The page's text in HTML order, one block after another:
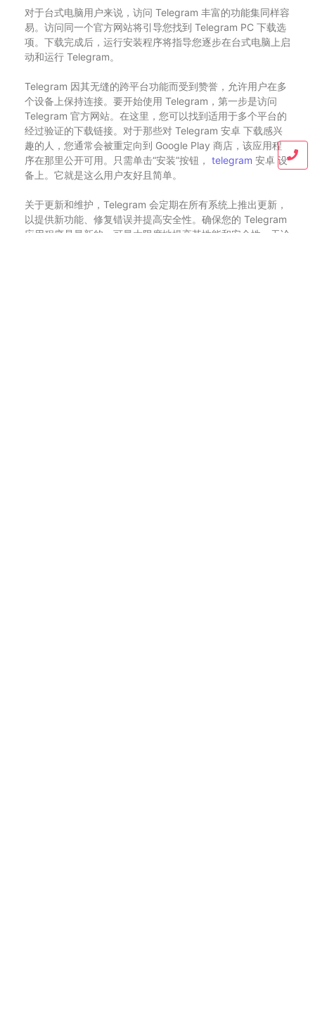
对于台式电脑用户来说，访问 Telegram 丰富的功能集同样容
易。访问同一个官方网站将引导您找到 Telegram PC 下载选
项。下载完成后，运行安装程序将指导您逐步在台式电脑上启
动和运行 Telegram。
Telegram 因其无缝的跨平台功能而受到赞誉，允许用户在多
个设备上保持连接。要开始使用 Telegram，第一步是访问
Telegram 官方网站。在这里，您可以找到适用于多个平台的
经过验证的下载链接。对于那些对 Telegram 安卓 下载感兴
趣的人，您通常会被重定向到 Google Play 商店，该应用程
序在那里公开可用。只需单击“安装”按钮， telegram 安卓 设
备上。它就是这么用户友好且简单。
关于更新和维护，Telegram 会定期在所有系统上推出更新，
以提供新功能、修复错误并提高安全性。确保您的 Telegram
应用程序是最新的，可最大限度地提高其性能和安全性。无论